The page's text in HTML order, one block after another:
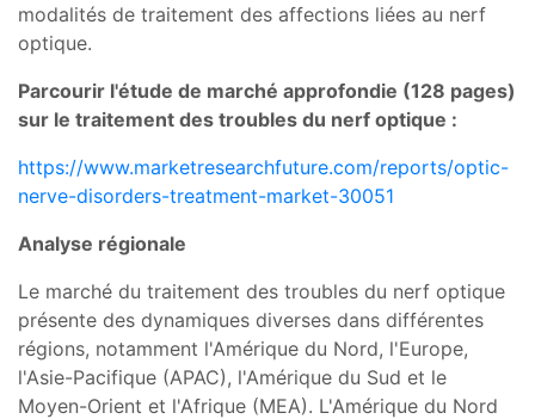
modalités de traitement des affections liées au nerf
optique.
Parcourir l'étude de marché approfondie (128 pages)
sur le traitement des troubles du nerf optique :
https://www.marketresearchfuture.com/reports/optic-
nerve-disorders-treatment-market-30051
Analyse régionale
Le marché du traitement des troubles du nerf optique
présente des dynamiques diverses dans différentes
régions, notamment l'Amérique du Nord, l'Europe,
l'Asie-Pacifique (APAC), l'Amérique du Sud et le
Moyen-Orient et l'Afrique (MEA). L'Amérique du Nord